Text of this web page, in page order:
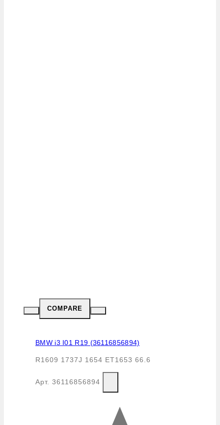
COMPARE
BMW i3 I01 R19 (36116856894)
R1609 1737J 1654 ET1653 66.6
Арт. 36116856894